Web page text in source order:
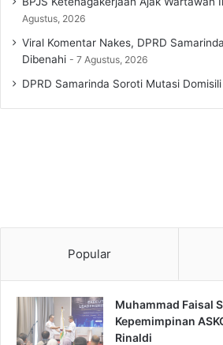
Agustus, 2026
Viral Komentar Nakes, DPRD
Dibenahi
7 Agustus, 2026
DPRD Samarinda Soroti Mutasi Domisili
Popular
Muhammad Faisal
Kepemimpinan
Rinaldi